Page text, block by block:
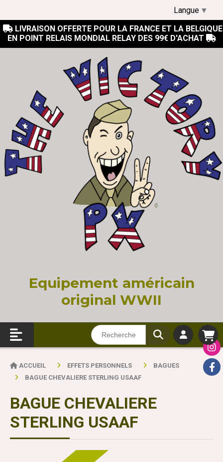
 LIVRAISON OFFERTE POUR LA FRANCE ET LA BELGIQUE
EN POINT RELAIS MONDIAL RELAY DES 99€ D'ACHAT 
Equipement américain
original WWII
ACCUEIL EFFETS PERSONNELS
BAGUES
BAGUE CHEVALIERE STERLING USAAF
BAGUE CHEVALIERE
STERLING USAAF
Langue ▼